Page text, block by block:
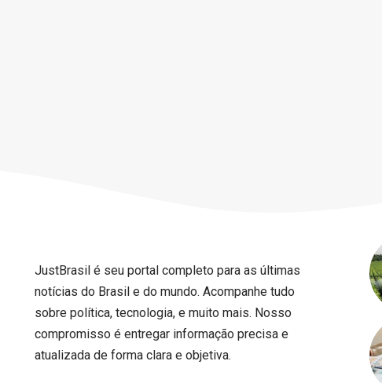
JustBrasil é seu portal completo para as últimas
notícias do Brasil e do mundo. Acompanhe tudo
sobre política, tecnologia, e muito mais. Nosso
compromisso é entregar informação precisa e
atualizada de forma clara e objetiva.